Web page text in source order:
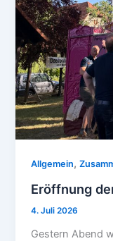
Allgemein,
Eröffnung
4. Juli 2026
Gestern Abend